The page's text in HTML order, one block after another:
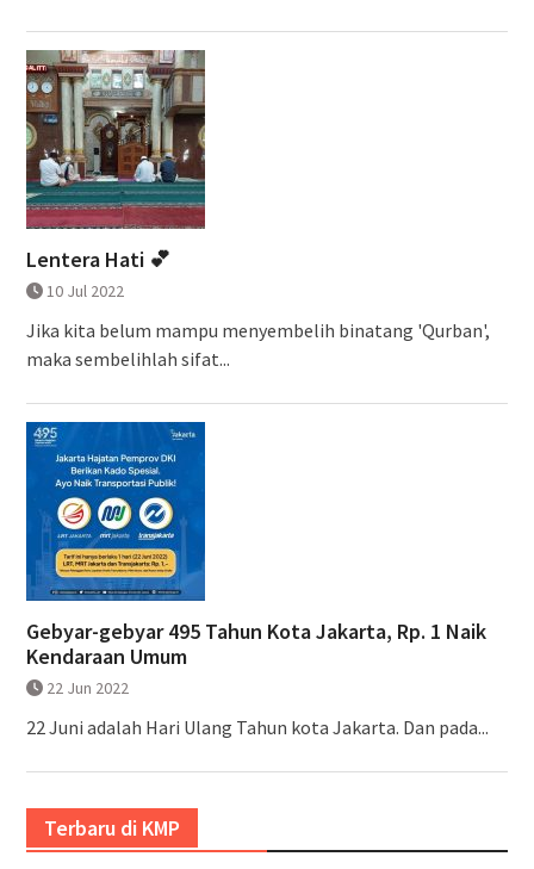
Lentera Hati 💕
10 Jul 2022
Jika kita belum mampu menyembelih binatang 'Qurban',
maka sembelihlah sifat...
Gebyar-gebyar 495 Tahun Kota Jakarta, Rp. 1 Naik
Kendaraan Umum
22 Jun 2022
22 Juni adalah Hari Ulang Tahun kota Jakarta. Dan pada...
Terbaru di KMP